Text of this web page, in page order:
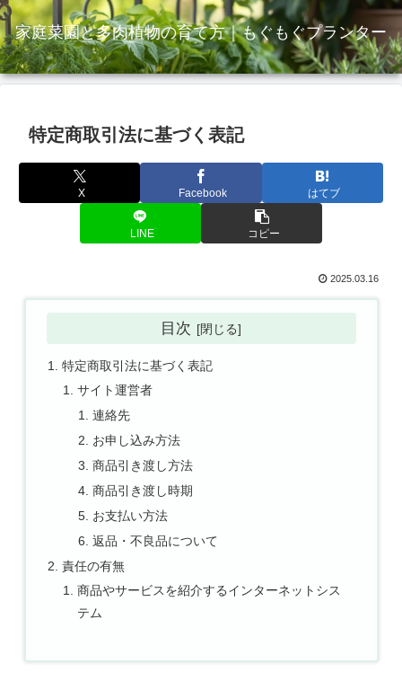
家庭菜園と多肉植物の育て方｜もぐもぐプランター
特定商取引法に基づく表記
X Facebook はてブ
LINE コピー
2025.03.16
目次
特定商取引法に基づく表記
サイト運営者
連絡先
お申し込み方法
商品引き渡し方法
商品引き渡し時期
お支払い方法
返品・不良品について
責任の有無
商品やサービスを紹介するインターネットシス
テム